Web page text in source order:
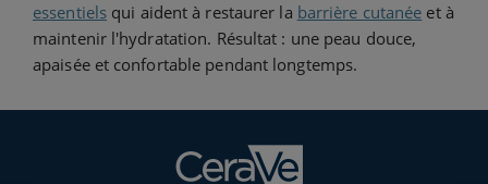
essentiels qui aident à restaurer la barrière cutanée et à
maintenir l'hydratation. Résultat : une peau douce,
apaisée et confortable pendant longtemps.